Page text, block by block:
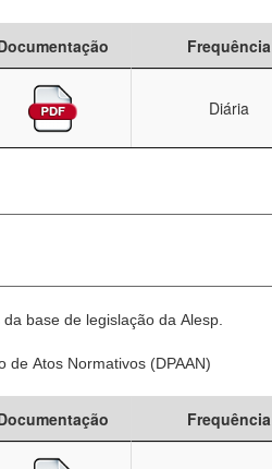
Frequência
Diária
base de legislação da Alesp.
de Atos Normativos (DPAAN)
Frequência